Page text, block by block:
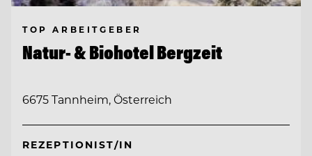
TOP ARBEITGEBER
Natur- & Biohotel Bergzeit
6675 Tannheim, Österreich
REZEPTIONIST/IN